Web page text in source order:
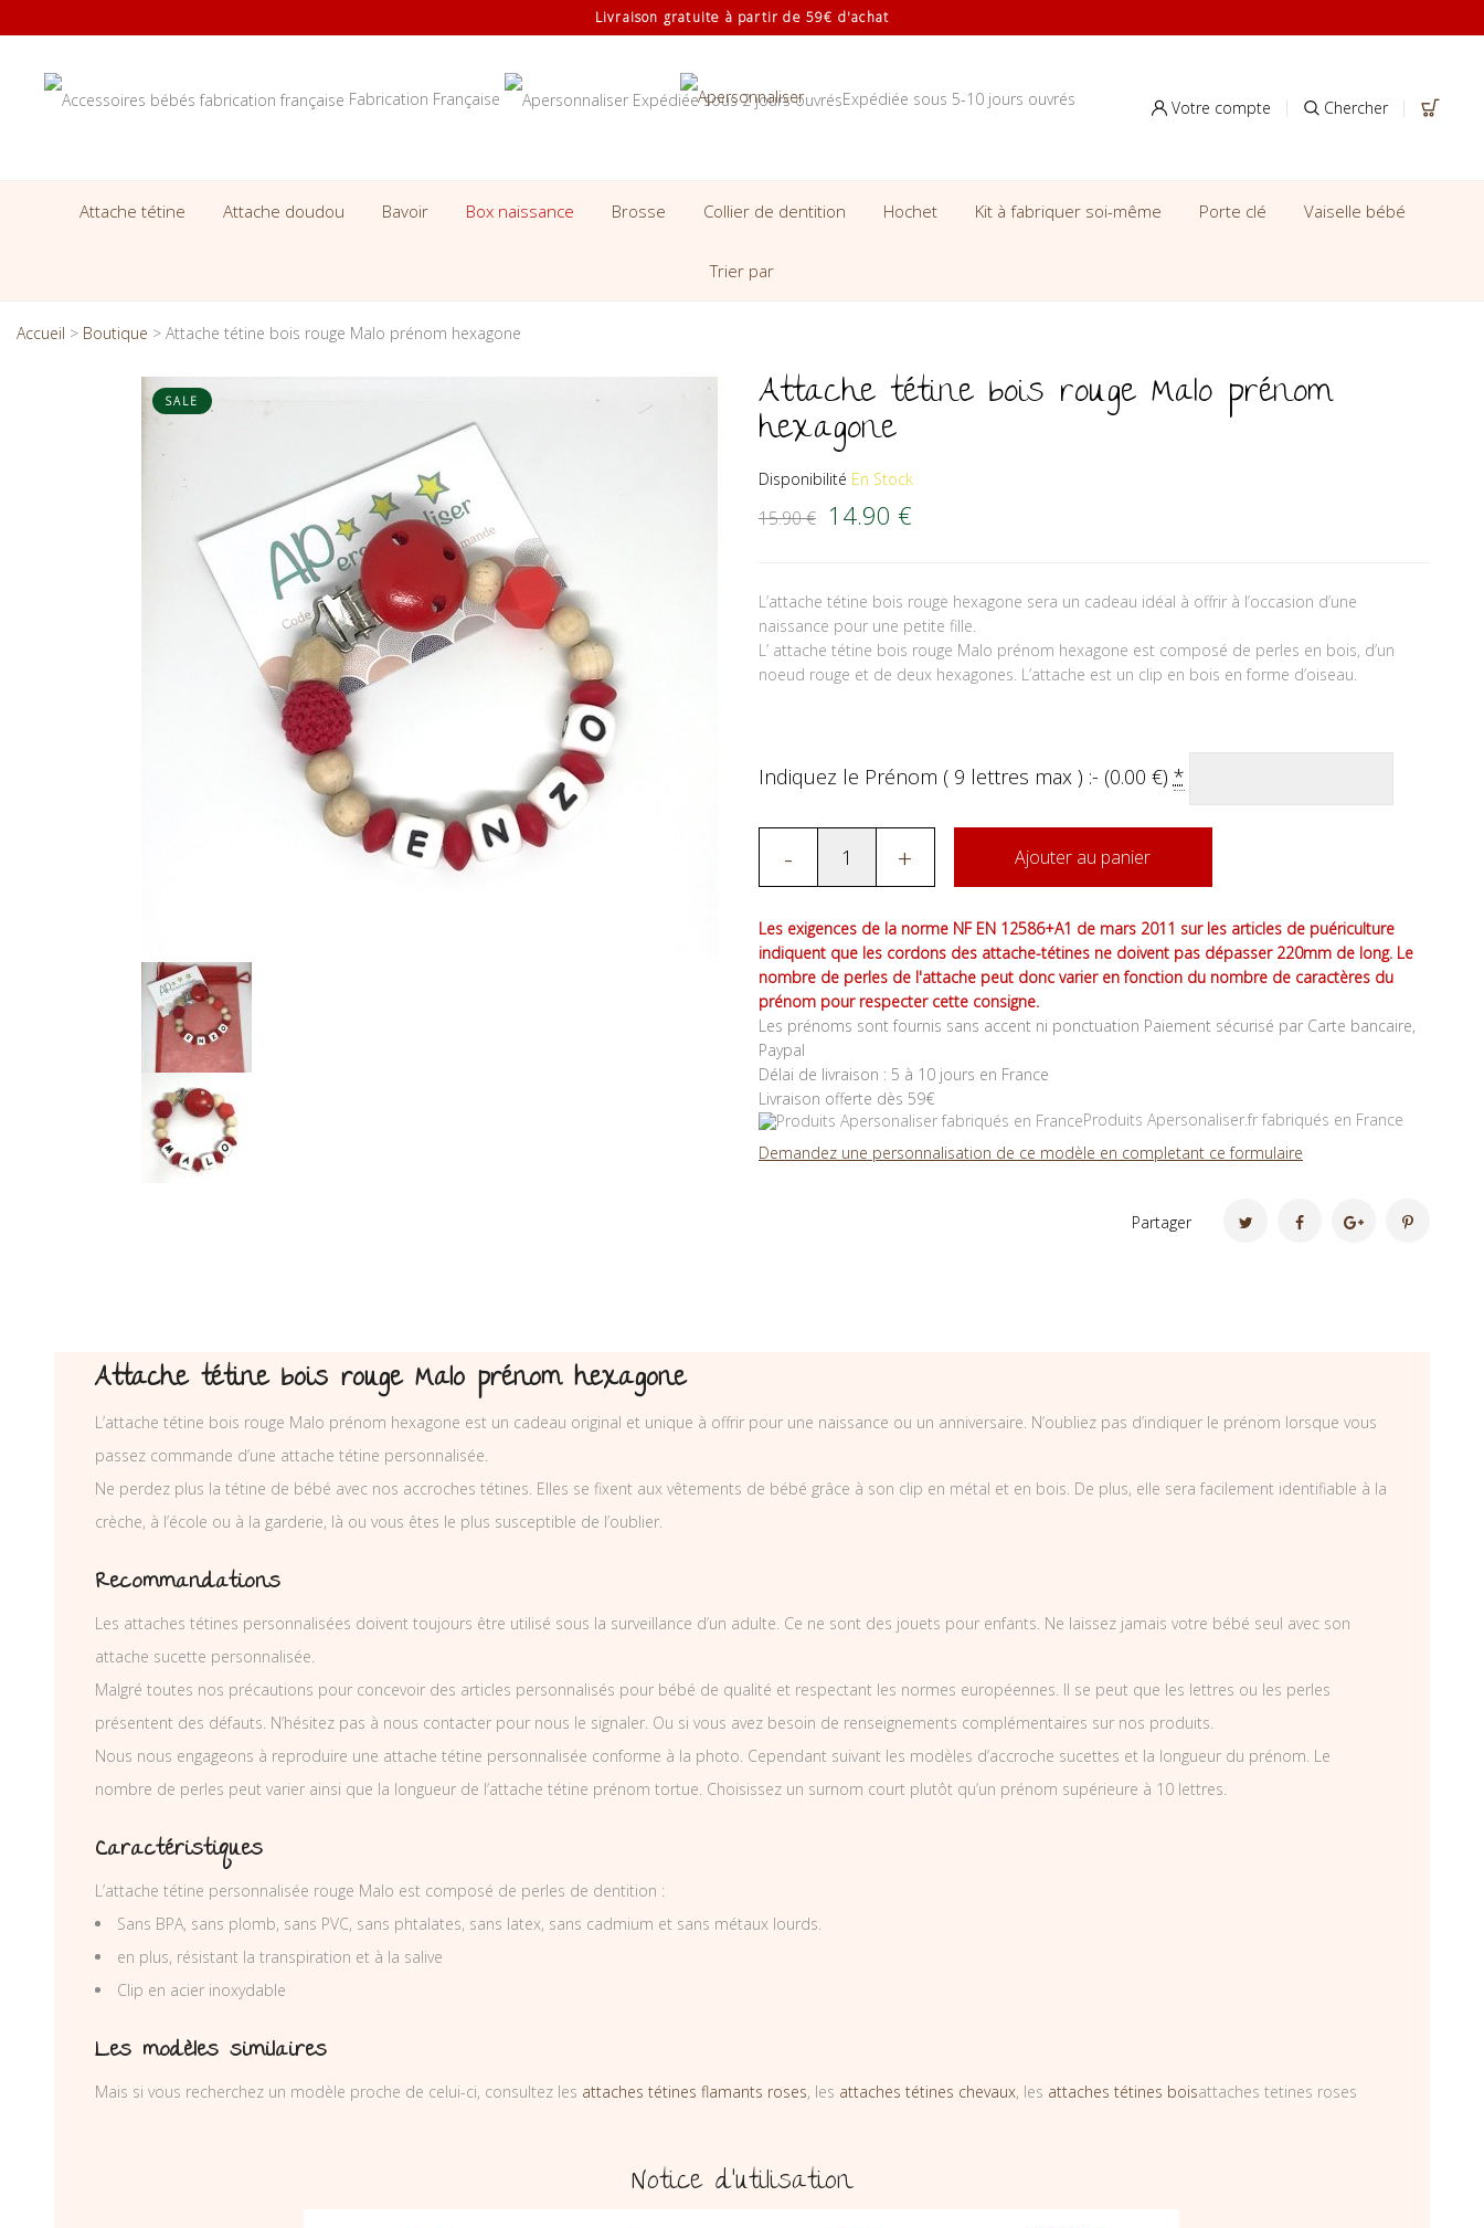
Livraison gratuite à partir de 59€ d'achat
Fabrication Française Expédiée sous 5-10 jours ouvrés Votre compte Chercher
Attache tétine Attache doudou Bavoir Box naissance Brosse Collier de dentition Hochet Kit à fabriquer soi-même Porte clé Vaiselle bébé
Trier par
Accueil > Boutique > Attache tétine bois rouge Malo prénom hexagone
SALE Attache tétine bois rouge Malo prénom
hexagone
Disponibilité En Stock
15.90€ Le prix initial était : 15.90 €.
14.90 €Le prix actuel est : 14.90 €.
L’attache tétine bois rouge hexagone sera un cadeau idéal à offrir à l’occasion d’une
naissance pour une petite fille.
L’ attache tétine bois rouge Malo prénom hexagone est composé de perles en bois, d’un
noeud rouge et de deux hexagones. L’attache est un clip en bois en forme d’oiseau.
Indiquez le Prénom ( 9 lettres max ) :- (0.00 €) *
- + Ajouter au panier
Les exigences de la norme NF EN 12586+A1 de mars 2011 sur les articles de puériculture
indiquent que les cordons des attache-tétines ne doivent pas dépasser 220mm de long. Le
nombre de perles de l'attache peut donc varier en fonction du nombre de caractères du
prénom pour respecter cette consigne.
Les prénoms sont fournis sans accent ni ponctuation Paiement sécurisé par Carte bancaire,
Paypal
Délai de livraison : 5 à 10 jours en France
Livraison offerte dès 59€
Produits Apersonaliser.fr fabriqués en France
Demandez une personnalisation de ce modèle en completant ce formulaire
Partager
Attache tétine bois rouge Malo prénom hexagone
L’attache tétine bois rouge Malo prénom hexagone est un cadeau original et unique à offrir pour une naissance ou un anniversaire. N’oubliez pas d’indiquer le prénom lorsque vous
passez commande d’une attache tétine personnalisée.
Ne perdez plus la tétine de bébé avec nos accroches tétines. Elles se fixent aux vêtements de bébé grâce à son clip en métal et en bois. De plus, elle sera facilement identifiable à la
crèche, à l’école ou à la garderie, là ou vous êtes le plus susceptible de l’oublier.
Recommandations
Les attaches tétines personnalisées doivent toujours être utilisé sous la surveillance d’un adulte. Ce ne sont des jouets pour enfants. Ne laissez jamais votre bébé seul avec son
attache sucette personnalisée.
Malgré toutes nos précautions pour concevoir des articles personnalisés pour bébé de qualité et respectant les normes européennes. Il se peut que les lettres ou les perles
présentent des défauts. N’hésitez pas à nous contacter pour nous le signaler. Ou si vous avez besoin de renseignements complémentaires sur nos produits.
Nous nous engageons à reproduire une attache tétine personnalisée conforme à la photo. Cependant suivant les modèles d’accroche sucettes et la longueur du prénom. Le
nombre de perles peut varier ainsi que la longueur de l’attache tétine prénom tortue. Choisissez un surnom court plutôt qu’un prénom supérieure à 10 lettres.
Caractéristiques
L’attache tétine personnalisée rouge Malo est composé de perles de dentition :
Sans BPA, sans plomb, sans PVC, sans phtalates, sans latex, sans cadmium et sans métaux lourds.
en plus, résistant la transpiration et à la salive
Clip en acier inoxydable
Les modèles similaires
Mais si vous recherchez un modèle proche de celui-ci, consultez les attaches tétines flamants roses, les attaches tétines chevaux, les attaches tétines boisattaches tetines roses
Notice d’utilisation